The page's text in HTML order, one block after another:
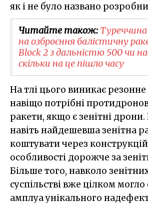
як і не було названо
Читайте також:
на озброєння балістичну
Block 2 з дальністю 500 чи
скільки на це пішло часу
На тлі цього виникає
навіщо потрібні
ракети, якщо є зенітні
навіть найдешевша зенітна
коштувати через
особливості дорожче за
Більше того, навколо
суспільстві вже цілком
амплуа унікального